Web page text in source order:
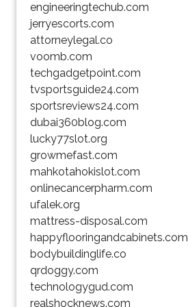
engineeringtechub.com
jerryescorts.com
attorneylegal.co
voomb.com
techgadgetpoint.com
tvsportsguide24.com
sportsreviews24.com
dubai360blog.com
lucky77slot.org
growmefast.com
mahkotahokislot.com
onlinecancerpharm.com
ufalek.org
mattress-disposal.com
happyflooringandcabinets.com
bodybuildinglife.co
qrdoggy.com
technologygud.com
realshocknews.com